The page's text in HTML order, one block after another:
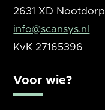
2631 XD Nootdorp
info@scansys.nl
KvK 27165396
Voor wie?